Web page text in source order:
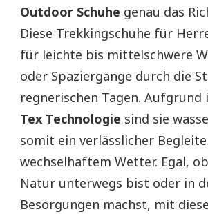
Outdoor Schuhe genau das
Diese Trekkingschuhe für
für leichte bis mittelschwere
oder Spaziergänge durch die
regnerischen Tagen. Aufgrund
Tex Technologie sind sie
somit ein verlässlicher
wechselhaftem Wetter. Egal,
Natur unterwegs bist oder in
Besorgungen machst, mit